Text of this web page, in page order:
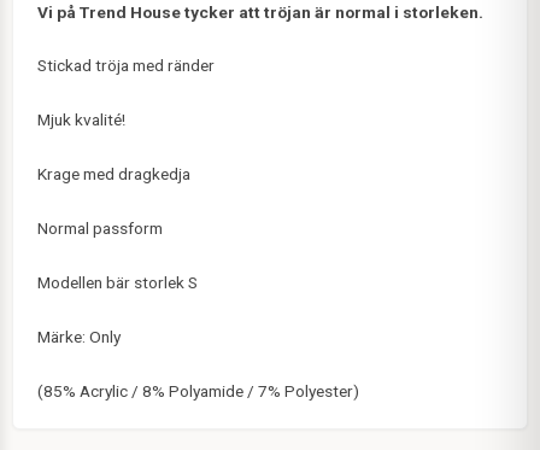
Vi på Trend House tycker att tröjan är normal i storleken.
Stickad tröja med ränder
Mjuk kvalité!
Krage med dragkedja
Normal passform
Modellen bär storlek S
Märke: Only
(85% Acrylic / 8% Polyamide / 7% Polyester)